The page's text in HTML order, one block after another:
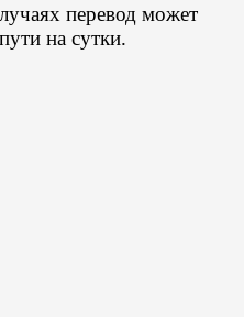
перевод может
на сутки.